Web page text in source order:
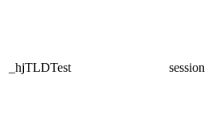
_hjTLDTest session